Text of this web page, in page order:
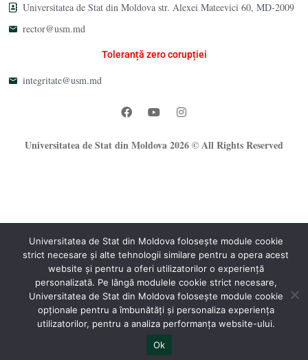
Universitatea de Stat din Moldova str. Alexei Mateevici 60, MD-2009
rector@usm.md
Toleranță zero corupției
integritate@usm.md
Universitatea de Stat din Moldova 2026 © All Rights Reserved
Oficiul Programare Web al USM®
Universitatea de Stat din Moldova folosește module cookie
strict necesare și alte tehnologii similare pentru a opera acest
website și pentru a oferi utilizatorilor o experiență
personalizată. Pe lângă modulele cookie strict necesare,
Universitatea de Stat din Moldova folosește module cookie
opționale pentru a îmbunătăți și personaliza experiența
utilizatorilor, pentru a analiza performanța website-ului.
Ok